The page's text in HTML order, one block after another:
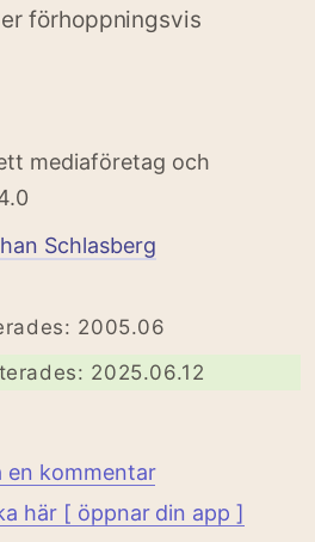
förhoppningsvis
mediaföretag och
Schlasberg
2005.06
2025.06.12
en kommentar
här [ öppnar din app ]